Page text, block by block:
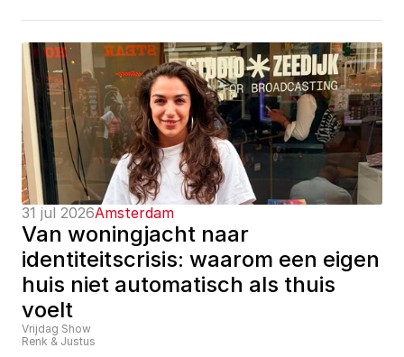
31 jul 2026Amsterdam
Van woningjacht naar
identiteitscrisis: waarom een eigen
huis niet automatisch als thuis
voelt
Vrijdag Show
Renk & Justus